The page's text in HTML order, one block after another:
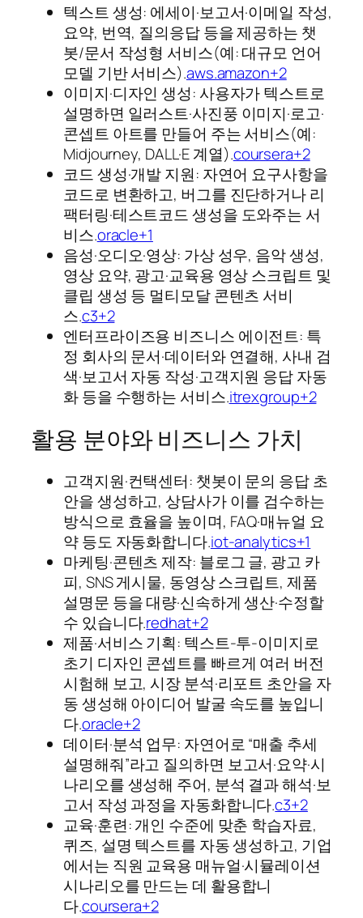
텍스트 생성: 에세이·보고서·이메일 작성,
요약, 번역, 질의응답 등을 제공하는 챗
봇/문서 작성형 서비스(예: 대규모 언어
모델 기반 서비스).aws.amazon+2
이미지·디자인 생성: 사용자가 텍스트로
설명하면 일러스트·사진풍 이미지·로고·
콘셉트 아트를 만들어 주는 서비스(예:
Midjourney, DALL·E 계열).coursera+2
코드 생성·개발 지원: 자연어 요구사항을
코드로 변환하고, 버그를 진단하거나 리
팩터링·테스트코드 생성을 도와주는 서
비스.oracle+1
음성·오디오·영상: 가상 성우, 음악 생성,
영상 요약, 광고·교육용 영상 스크립트 및
클립 생성 등 멀티모달 콘텐츠 서비
스.c3+2
엔터프라이즈용 비즈니스 에이전트: 특
정 회사의 문서·데이터와 연결해, 사내 검
색·보고서 자동 작성·고객지원 응답 자동
화 등을 수행하는 서비스.itrexgroup+2
활용 분야와 비즈니스 가치
고객지원·컨택센터: 챗봇이 문의 응답 초
안을 생성하고, 상담사가 이를 검수하는
방식으로 효율을 높이며, FAQ·매뉴얼 요
약 등도 자동화합니다.iot-analytics+1
마케팅·콘텐츠 제작: 블로그 글, 광고 카
피, SNS 게시물, 동영상 스크립트, 제품
설명문 등을 대량·신속하게 생산·수정할
수 있습니다.redhat+2
제품·서비스 기획: 텍스트-투-이미지로
초기 디자인 콘셉트를 빠르게 여러 버전
시험해 보고, 시장 분석·리포트 초안을 자
동 생성해 아이디어 발굴 속도를 높입니
다.oracle+2
데이터·분석 업무: 자연어로 “매출 추세
설명해줘”라고 질의하면 보고서·요약·시
나리오를 생성해 주어, 분석 결과 해석·보
고서 작성 과정을 자동화합니다.c3+2
교육·훈련: 개인 수준에 맞춘 학습자료,
퀴즈, 설명 텍스트를 자동 생성하고, 기업
에서는 직원 교육용 매뉴얼·시뮬레이션
시나리오를 만드는 데 활용합니
다.coursera+2